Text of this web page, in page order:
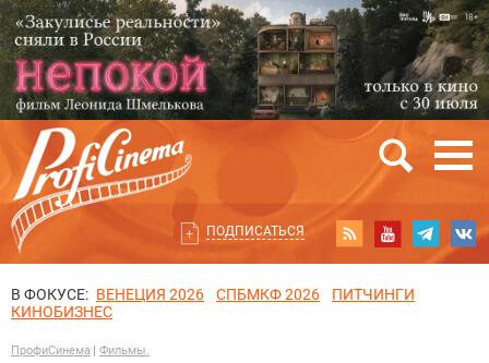
ПОДПИСАТЬСЯ
В ФОКУСЕ: ВЕНЕЦИЯ 2026 СПБМКФ 2026
ПИТЧИНГИ
КИНОБИЗНЕС
ПрофиСинема Фильмы.